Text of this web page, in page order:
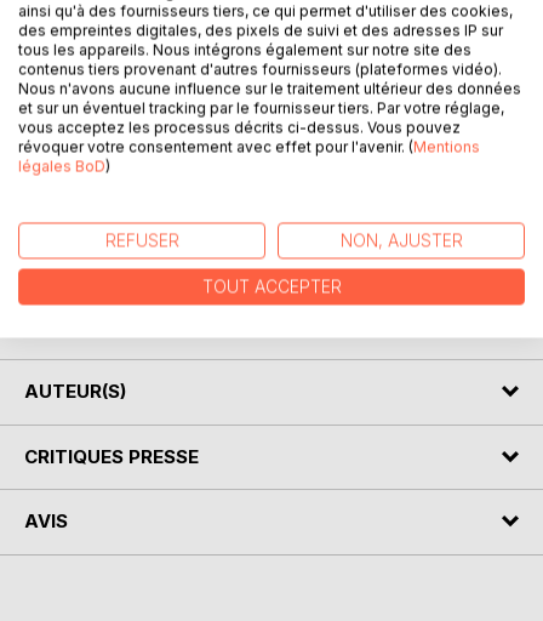
Ajouter à ma liste d'envies
Laisser un avis
DESCRIPTION
Ballade dans mon imaginaire à travers des textes écrits lors
AUTEUR(S)
CRITIQUES PRESSE
AVIS
ainsi qu'à des fournisseurs tiers, ce qui permet d'utiliser des cookies,
des empreintes digitales, des pixels de suivi et des adresses IP sur
tous les appareils. Nous intégrons également sur notre site des
contenus tiers provenant d'autres fournisseurs (plateformes vidéo).
Nous n'avons aucune influence sur le traitement ultérieur des données
et sur un éventuel tracking par le fournisseur tiers. Par votre réglage,
vous acceptez les processus décrits ci-dessus. Vous pouvez
révoquer votre consentement avec effet pour l'avenir. (Mentions
légales BoD)
REFUSER NON, AJUSTER
TOUT ACCEPTER